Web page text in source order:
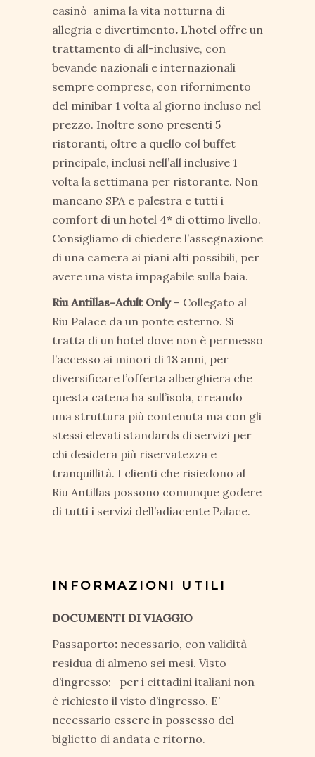
casinò anima la vita notturna di
allegria e divertimento. L’hotel offre un
trattamento di all-inclusive, con
bevande nazionali e internazionali
sempre comprese, con rifornimento
del minibar 1 volta al giorno incluso nel
prezzo. Inoltre sono presenti 5
ristoranti, oltre a quello col buffet
principale, inclusi nell’all inclusive 1
volta la settimana per ristorante. Non
mancano SPA e palestra e tutti i
comfort di un hotel 4* di ottimo livello.
Consigliamo di chiedere l’assegnazione
di una camera ai piani alti possibili, per
avere una vista impagabile sulla baia.
Riu Antillas-Adult Only– Collegato al
Riu Palace da un ponte esterno. Si
tratta di un hotel dove non è permesso
l’accesso ai minori di 18 anni, per
diversificare l’offerta alberghiera che
questa catena ha sull’isola, creando
una struttura più contenuta ma con gli
stessi elevati standards di servizi per
chi desidera più riservatezza e
tranquillità. I clienti che risiedono al
Riu Antillas possono comunque godere
di tutti i servizi dell’adiacente Palace.
INFORMAZIONI UTILI
DOCUMENTI DI VIAGGIO
Passaporto: necessario, con validità
residua di almeno sei mesi. Visto
d’ingresso: per i cittadini italiani non
è richiesto il visto d’ingresso. E’
necessario essere in possesso del
biglietto di andata e ritorno.